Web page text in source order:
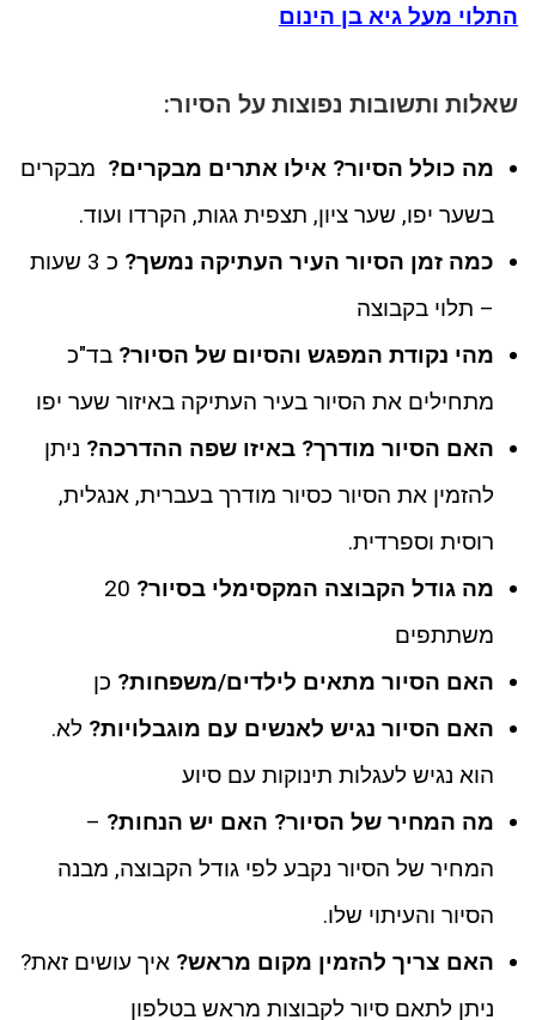
התלוי מעל גיא בן הינום
שאלות ותשובות נפוצות על הסיור:
מה כולל הסיור? אילו אתרים מבקרים? מבקרים
בשער יפו, שער ציון, תצפית גגות, הקרדו ועוד.
כמה זמן הסיור העיר העתיקה נמשך?
כ 3 שעות
– תלוי בקבוצה
מהי נקודת המפגש והסיום של הסיור? בד"כ
מתחילים את הסיור בעיר העתיקה באיזור שער יפו
האם הסיור מודרך? באיזו שפה ההדרכה? ניתן
להזמין את הסיור כסיור מודרך בעברית, אנגלית,
רוסית וספרדית.
מה גודל הקבוצה המקסימלי בסיור? 20
משתתפים
האם הסיור מתאים לילדים/משפחות? כן
האם הסיור נגיש לאנשים עם מוגבלויות? לא.
הוא נגיש לעגלות תינוקות עם סיוע
מה המחיר של הסיור? האם יש הנחות? –
המחיר של הסיור נקבע לפי גודל הקבוצה, מבנה
הסיור והעיתוי שלו.
האם צריך להזמין מקום מראש? איך עושים זאת?
ניתן לתאם סיור לקבוצות מראש בטלפון